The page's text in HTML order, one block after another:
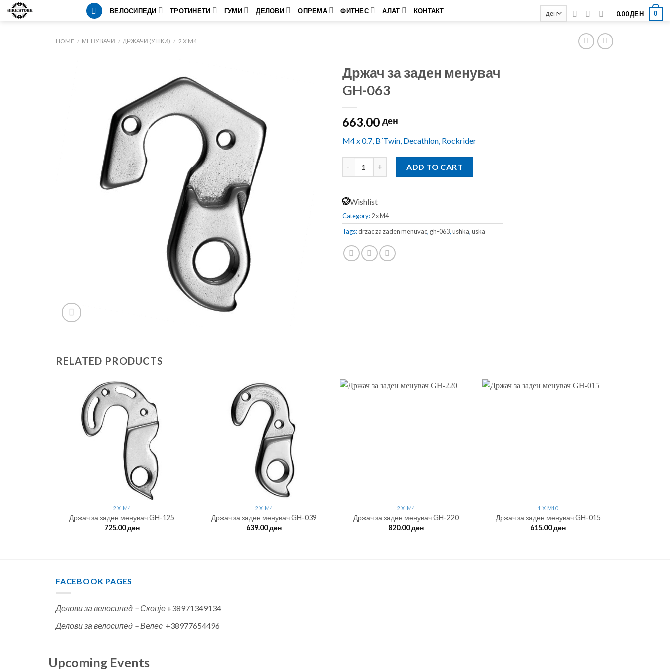
Skip
ВЕЛОСИПЕДИ ТРОТИНЕТИ ГУМИ ДЕЛОВИ ОПРЕМА ФИТНЕС АЛАТ КОНТАКТ 0.00ДЕН 0
HOME / МЕНУВАЧИ / ДРЖАЧИ (УШКИ) / 2 X M4
Држач за заден менувач
GH-063
663.00 ден
M4 x 0.7, B´Twin, Decathlon, Rockrider
ADD TO CART
Wishlist
Category:2 x M4
Tags:drzac za zaden menuvac, gh-063,ushka,uska
RELATED PRODUCTS
2 X M4
Држач за заден менувач GH-125
725.00ден
2 X M4
Држач за заден менувач GH-039
639.00ден
2 X M4
Држач за заден менувач GH-220
820.00ден
1 Х М10
Држач за заден менувач GH-015
615.00ден
FACEBOOK PAGES
Делови за велосипед – Скопје +38971349134
Делови за велосипед – Велес +38977654496
Upcoming Events